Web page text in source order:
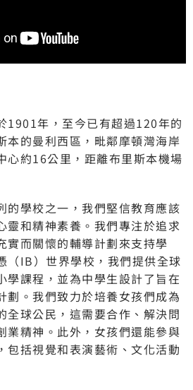
1901年，至今已有超過120年的
本的曼利西區，毗鄰摩頓灣海岸
心約16公里，距離布里斯本機場
的學校之一，我們堅信教育應該
靈和精神素養。我們專注於追求
實而關懷的輔導計劃來支持學
（IB）世界學校，我們提供全球
學課程，並為中學生設計了旨在
劃。我們致力於培養女孩們成為
全球公民，這需要合作、解決問
業精神。此外，女孩們還能參與
包括視覺和表演藝術、文化活動